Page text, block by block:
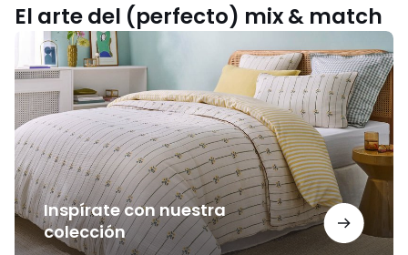
El arte del (perfecto) mix & match
Inspírate con nuestra
colección
Inspírate
nuestra
colección